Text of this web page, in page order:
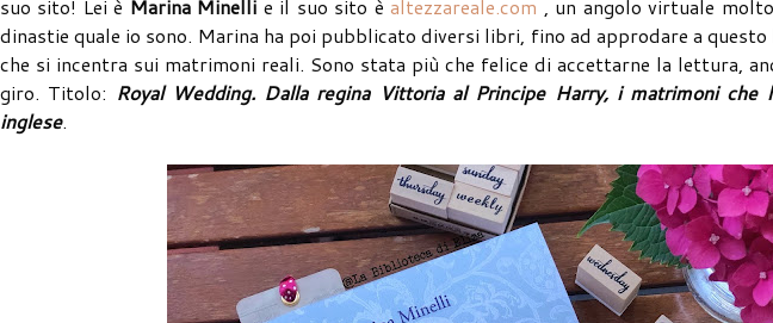
suo sito! Lei è Marina Minelli e il suo sito èaltezzareale.com , un angolo virtuale
dinastie quale io sono. Marina ha poi pubblicato diversi libri, fino ad approdare a
che si incentra sui matrimoni reali. Sono stata più che felice di accettarne la lettura,
giro. Titolo: Royal Wedding. Dalla regina Vittoria al Principe Harry, i matrimoni che
inglese.